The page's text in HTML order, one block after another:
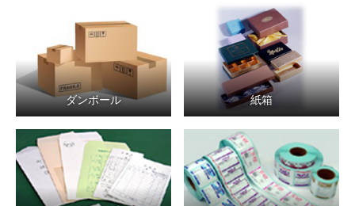
ダンボール 紙箱